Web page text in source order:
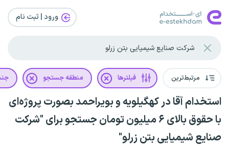
ورود | ثبت‌ نام
مرتبط‌ترین فیلترها منطقه جستجو
استخدام آقا در کهگیلویه و بویراحمد بصورت پروژه‌ای
با حقوق بالای ۶ میلیون تومان جستجو برای "شرکت
صنایع شیمیایی بتن زرلو"